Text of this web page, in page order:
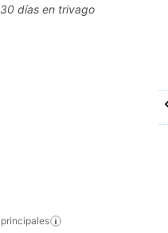
días en trivago
principales